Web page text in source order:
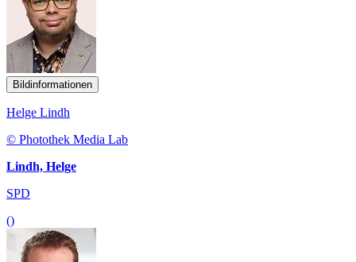
Bildinformationen
Helge Lindh
© Photothek Media Lab
Lindh, Helge
SPD
()